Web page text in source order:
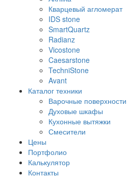
Кварцевый агломерат
IDS stone
SmartQuartz
Radianz
Vicostone
Caesarstone
TechniStone
Avant
Каталог техники
Варочные поверхности
Духовые шкафы
Кухонные вытяжки
Смесители
Цены
Портфолио
Калькулятор
Контакты